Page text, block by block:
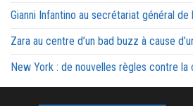
Gianni Infantino au secrétariat général de
Zara au centre d’un bad buzz à cause
New York : de nouvelles règles contre la